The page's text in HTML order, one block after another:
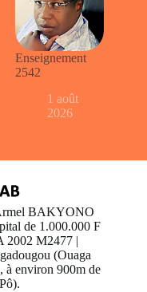
Enseignement
2542
1 août
2026
BAKYONO
de 1.000.000 F
2002 M2477 |
(Ouaga
à environ 900m de